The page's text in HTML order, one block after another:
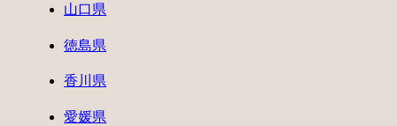
山口県
徳島県
香川県
愛媛県